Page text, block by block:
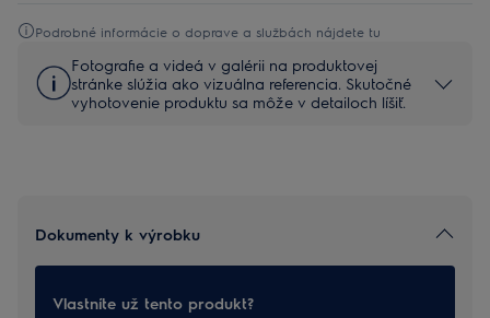
Podrobné informácie o doprave a službách nájdete tu
Fotografie a videá v galérii na produktovej
stránke slúžia ako vizuálna referencia. Skutočné
vyhotovenie produktu sa môže v detailoch líšiť.
Dokumenty k výrobku
Vlastníte už tento produkt?